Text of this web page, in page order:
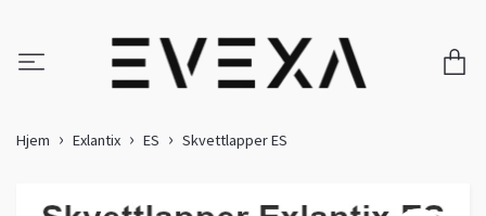
Hjem Exlantix ES Skvettlapper ES